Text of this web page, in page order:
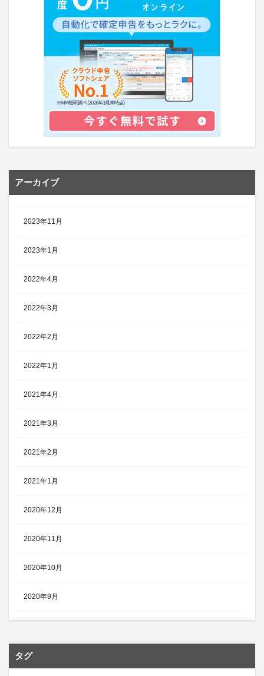
アーカイブ
2023年11月
2023年1月
2022年4月
2022年3月
2022年2月
2022年1月
2021年4月
2021年3月
2021年2月
2021年1月
2020年12月
2020年11月
2020年10月
2020年9月
タグ